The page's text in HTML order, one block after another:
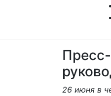
26 июня в